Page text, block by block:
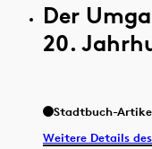
Der
20.
Stadtbuch-
Weitere Details